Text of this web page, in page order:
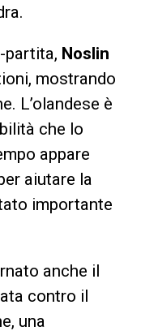
partita, Noslin
mostrando
L’olandese è
che lo
appare
aiutare la
importante
anche il
contro il
una